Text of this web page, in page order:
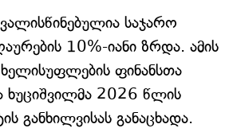
საჯარო
10%-იანი ზრდა. ამის
ფინანსთა
ხუციშვილმა 2026 წლის
განხილვისას განაცხადა.